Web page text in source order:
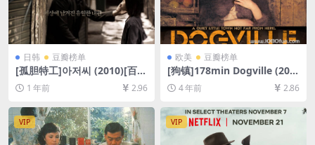
日韩 豆瓣榜单
[孤胆特工]아저씨 (2010)[百度
网盘+夸克网盘1080P超清未
删减资源][网盘在线播放/下
载][MP4/8.2GB][中文字幕]
1 年前 2.96
欧美 豆瓣榜单
[狗镇]178min Dogville (200
3)[百度网盘+迅雷云盘资源10
80P超清未删减][MP4/11GB]
[中英字幕]
4 年前 2.86
VIP VIP